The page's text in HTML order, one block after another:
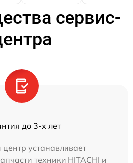
сервис-
до 3-х лет
устанавливает
техники HITACHI и